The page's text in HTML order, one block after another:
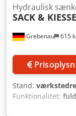
Grebenau 615
Hydraulisk
SACK &
Stand:
Funktionalitet:
630 ton.